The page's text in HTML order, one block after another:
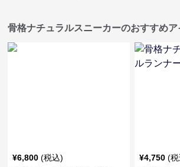
骨格ナチュラルスニーカーのおすすめア
¥6,800 (税込) ¥4,750 (